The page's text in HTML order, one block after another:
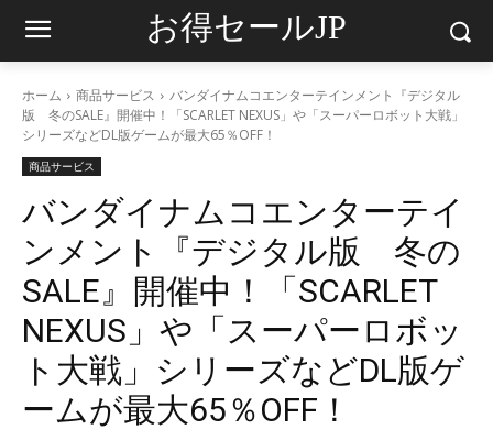
お得セールJP
ホーム 商品サービス
バンダイナムコエンターテインメント『デジタル
版 冬のSALE』開催中！「SCARLET NEXUS」や「スーパーロボット大戦」
シリーズなどDL版ゲームが最大65％OFF！
商品サービス
バンダイナムコエンターテイ
ンメント『デジタル版 冬の
SALE』開催中！「SCARLET
NEXUS」や「スーパーロボッ
ト大戦」シリーズなどDL版ゲ
ームが最大65％OFF！